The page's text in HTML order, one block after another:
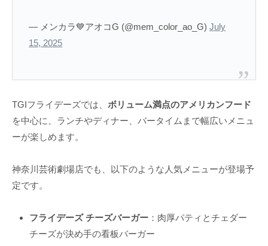
— メンカラ💙アオコG (@mem_color_ao_G) July
15, 2025
TGIフライデーズでは、 ボリューム満点のアメリカンフード
を中心に、ランチやディナー、バータイムまで幅広いメニュ
ーが楽しめます。
神奈川芸術劇場店でも、以下のような人気メニューが登場予
定です。
フライデーズ チーズバーガー ：肉厚パティとチェダー
チーズが決め手の看板バーガー